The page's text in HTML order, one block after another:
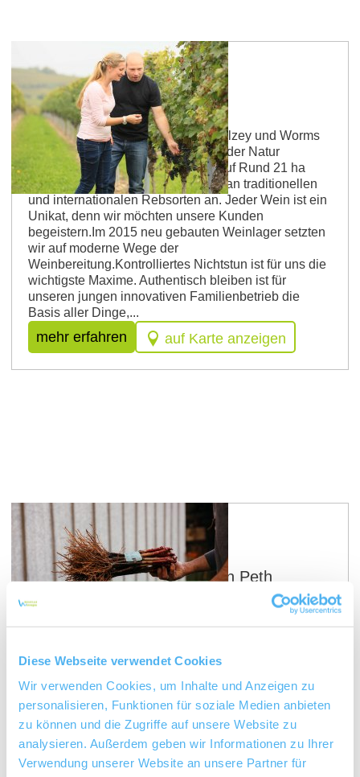
Diese Webseite verwendet Cookies
Wir verwenden Cookies, um Inhalte und Anzeigen zu
personalisieren, Funktionen für soziale Medien anbieten
zu können und die Zugriffe auf unsere Website zu
analysieren. Außerdem geben wir Informationen zu Ihrer
Verwendung unserer Website an unsere Partner für
Weingut Klieber
Im schönen Wonnegau zwischen Alzey und Worms
gelegen, verzaubert die Schönheit der Natur
Rheinhessens unsere Besucher. Auf Rund 21 ha
bauen wir eine spannende Vielfalt an traditionellen
und internationalen Rebsorten an. Jeder Wein ist ein
Unikat, denn wir möchten unsere Kunden
begeistern.Im 2015 neu gebauten Weinlager setzten
wir auf moderne Wege der
Weinbereitung.Kontrolliertes Nichtstun ist für uns die
wichtigste Maxime. Authentisch bleiben ist für
unseren jungen innovativen Familienbetrieb die
Basis aller Dinge,...
mehr erfahren auf Karte anzeigen
Weingut Peth-Wetz Christian Peth
In Bermersheim, Rheinhessen, liegen meine
Wurzeln. Hier hat alles angefangen. Doch erst in der
Ferne wurde mir klar, wo die Reise für mich als
und meinen Weinstil zu finden. Meine Reise hat mich
die Weinkulturen Chiles, Australiens und der USA.
Meinen Weinstil habe ich gefunden - selbstbewusst,
markant und ehrlich. International inspirierte Weine,
deren Charakter man nicht so schnell vergisst. Bei
der Arbeit im...